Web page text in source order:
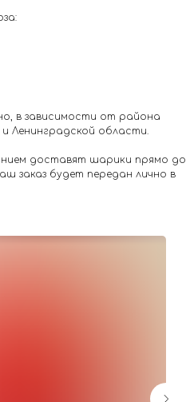
в зависимости от района
Ленинградской области.
доставят шарики прямо до
заказ будет передан лично в